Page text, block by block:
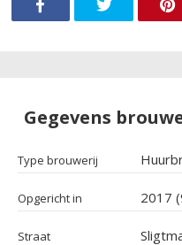
Gegevens
Type brouwerij
Opgericht in 2017
Straat